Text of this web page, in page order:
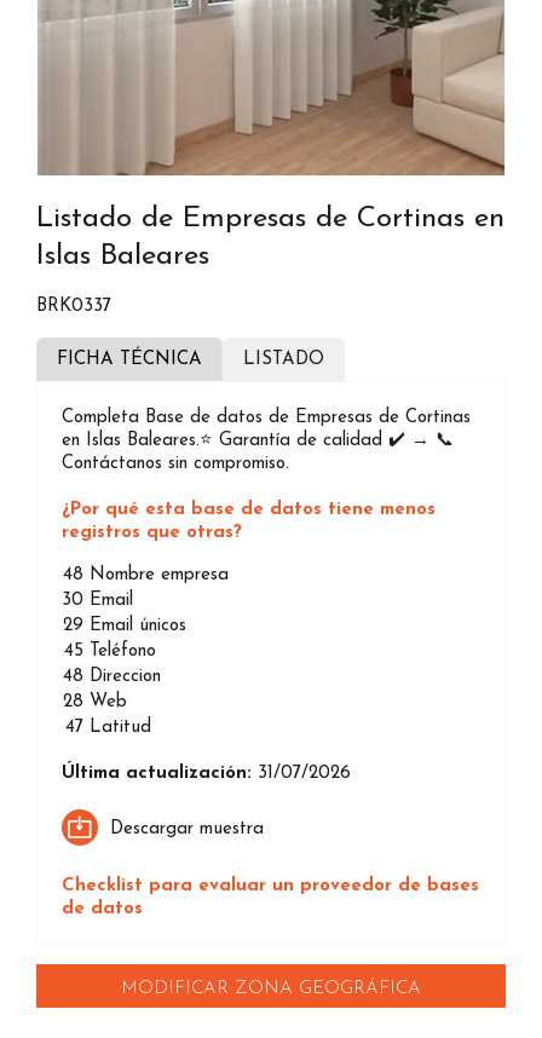
Listado de Empresas de Cortinas en
Islas Baleares
BRK0337
FICHA TÉCNICA LISTADO
Completa Base de datos de Empresas de Cortinas
en Islas Baleares.⭐️ Garantía de calidad ✔️ → 📞
Contáctanos sin compromiso.
¿Por qué esta base de datos tiene menos
registros que otras?
48 Nombre empresa
30 Email
29 Email únicos
45 Teléfono
48 Direccion
28 Web
47 Latitud
Última actualización: 31/07/2026
Descargar muestra
Checklist para evaluar un proveedor de bases
de datos
MODIFICAR ZONA GEOGRÁFICA